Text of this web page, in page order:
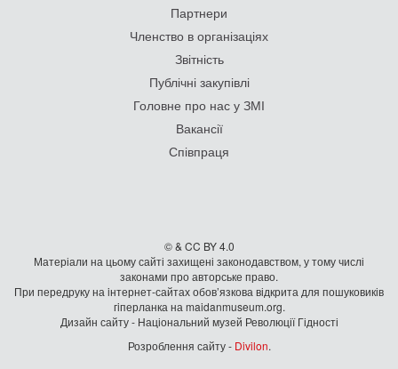
Партнери
Членство в організаціях
Звітність
Публічні закупівлі
Головне про нас у ЗМІ
Вакансії
Співпраця
© & CC BY 4.0
Матеріали на цьому сайті захищені законодавством, у тому числі
законами про авторське право.
При передруку на iнтернет-сайтах обов’язкова відкрита для пошуковиків
гiперланка на maidanmuseum.org.
Дизайн сайту - Національний музей Революції Гідності
Розроблення сайту - Divilon.